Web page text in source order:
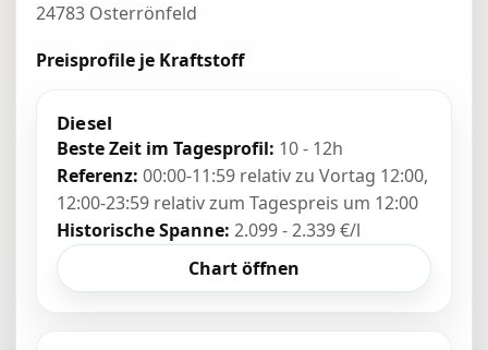
24783 Osterrönfeld
Preisprofile je Kraftstoff
Diesel
Beste Zeit im Tagesprofil: 10 - 12h
Referenz: 00:00-11:59 relativ zu Vortag 12:00,
12:00-23:59 relativ zum Tagespreis um 12:00
Historische Spanne: 2.099 - 2.339 €/l
Chart öffnen